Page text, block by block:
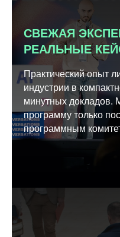
СВЕЖАЯ
РЕАЛЬНЫЕ
Практический опыт
индустрии в
минутных докладов.
программу только
программным